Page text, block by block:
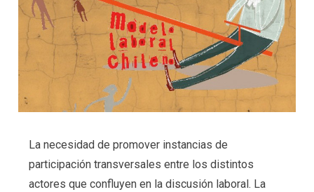
La necesidad de promover instancias de
participación transversales entre los distintos
actores que confluyen en la discusión laboral. La